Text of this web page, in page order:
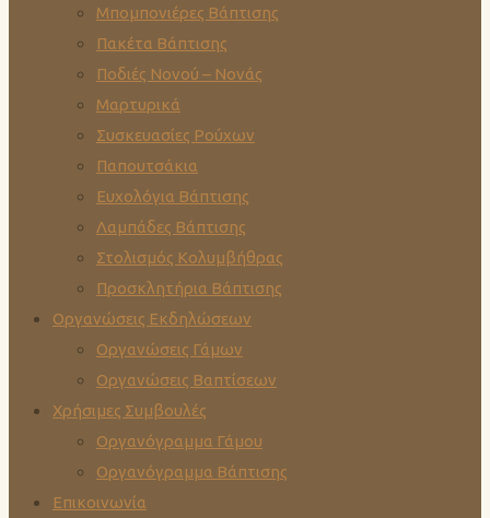
Μπομπονιέρες Βάπτισης
Πακέτα Βάπτισης
Ποδιές Νονού – Νονάς
Μαρτυρικά
Συσκευασίες Ρούχων
Παπουτσάκια
Ευχολόγια Βάπτισης
Λαμπάδες Βάπτισης
Στολισμός Κολυμβήθρας
Προσκλητήρια Βάπτισης
Οργανώσεις Εκδηλώσεων
Οργανώσεις Γάμων
Οργανώσεις Βαπτίσεων
Χρήσιμες Συμβουλές
Οργανόγραμμα Γάμου
Οργανόγραμμα Βάπτισης
Επικοινωνία